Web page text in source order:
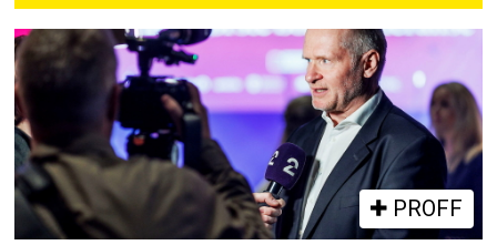
PROFF